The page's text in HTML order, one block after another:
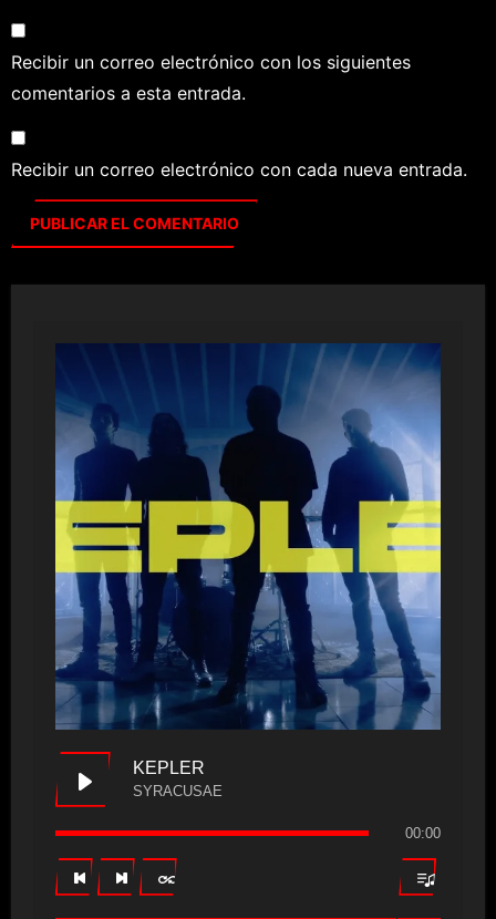
Recibir un correo electrónico con los siguientes
comentarios a esta entrada.
Recibir un correo electrónico con cada nueva entrada.
KEPLER
SYRACUSAE
00:00